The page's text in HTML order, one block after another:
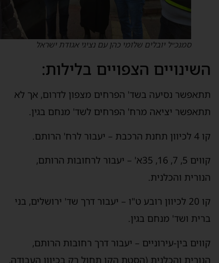
סמנכ״ל יובלים שלומי כהן עם נציגי אגודת ישראל
הצפויים בלילות:
נסיעה בשד' הפרחים מצפון לדרום, אך לא
יציאה מרח' הפרחים לשד' מנחם בגין.
קווים 5, 7, 16, 35א' – יעבור לרחובות הרותם,
והכלנית.
קו 20 לכיוון רובע ט"ו – יעבור דרך שד' ירושלים, בני
ושד' מנחם בגין.
בין-עירוניים – יעבור דרך רחובות הרותם,
והכלנית (הסטת הקו תחול רק בכיוון העבודה,